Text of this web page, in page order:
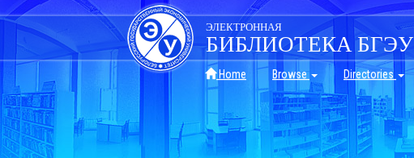
Skip
navigation
ЭЛЕКТРОННАЯ
БИБЛИОТЕКА БГЭУ
Home Browse Directories